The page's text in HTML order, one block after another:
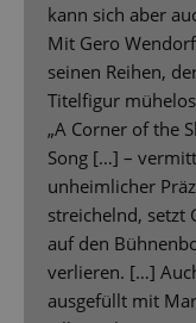
kann sich aber
Mit Gero
seinen Reihen,
Titelfigur
„A Corner of the
Song […] –
unheimlicher
streichelnd, setzt
auf den
verlieren. […]
ausgefüllt mit